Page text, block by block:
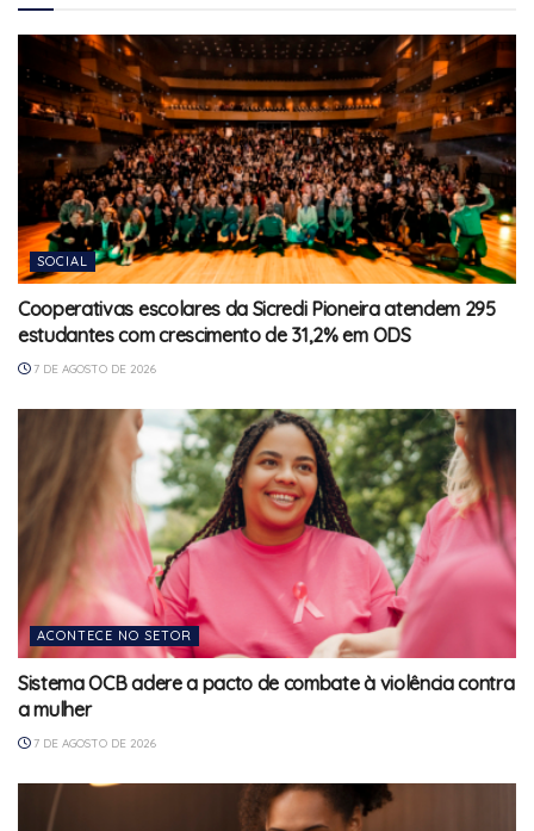
SOCIAL
Cooperativas escolares da Sicredi Pioneira atendem 295
estudantes com crescimento de 31,2% em ODS
7 DE AGOSTO DE 2026
ACONTECE NO SETOR
Sistema OCB adere a pacto de combate à violência contra
a mulher
7 DE AGOSTO DE 2026